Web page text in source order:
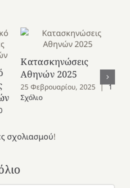
Κατασκηνώσεις
Αθηνών 2025
25 Φεβρουαρίου, 2025 | 1
Σχόλιο
σχολιασμού!